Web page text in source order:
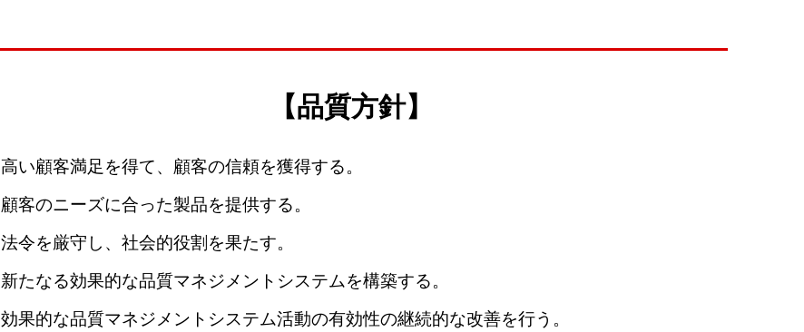
【品質方針】
高い顧客満足を得て、顧客の信頼を獲得する。
顧客のニーズに合った製品を提供する。
法令を厳守し、社会的役割を果たす。
新たなる効果的な品質マネジメントシステムを構築する。
効果的な品質マネジメントシステム活動の有効性の継続的な改善を行う。